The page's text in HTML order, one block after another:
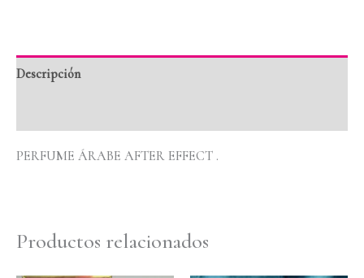
Descripción
PERFUME ÁRABE AFTER EFFECT .
Productos relacionados